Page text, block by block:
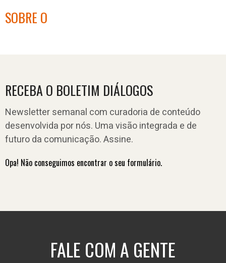
SOBRE O
RECEBA O BOLETIM DIÁLOGOS
Newsletter semanal com curadoria de conteúdo
desenvolvida por nós. Uma visão integrada e de
futuro da comunicação. Assine.
Opa! Não conseguimos encontrar o seu formulário.
FALE COM A GENTE